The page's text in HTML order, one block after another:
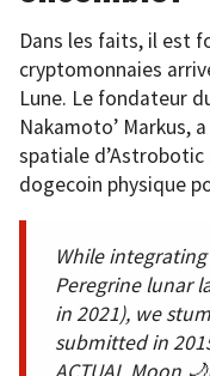
Dans les faits, il est
cryptomonnaies
Lune. Le fondateur
Nakamoto’ Markus,
spatiale
dogecoin physique
While
Peregrine lunar
in 2021), we
submitted in